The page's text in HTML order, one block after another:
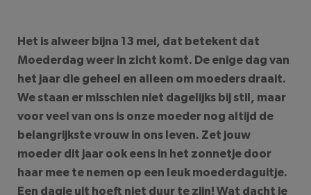
Het is alweer bijna 13 mei, dat betekent dat
Moederdag weer in zicht komt. De enige dag van
het jaar die geheel en alleen om moeders draait.
We staan er misschien niet dagelijks bij stil, maar
voor veel van ons is onze moeder nog altijd de
belangrijkste vrouw in ons leven. Zet jouw
moeder dit jaar ook eens in het zonnetje door
haar mee te nemen op een leuk moederdaguitje.
Een dagje uit hoeft niet duur te zijn! Wat dacht je